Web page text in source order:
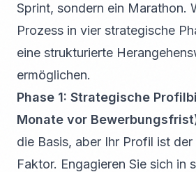
Sprint, sondern ein Marathon.
Prozess in vier strategische
eine strukturierte
ermöglichen.
Phase 1: Strategische
Monate vor
die Basis, aber Ihr Profil ist
Faktor. Engagieren Sie sich in